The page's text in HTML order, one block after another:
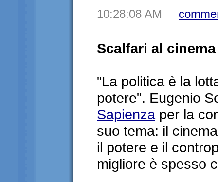
10:28:08 AM
Scalfari al cinema
"La politica è la
potere". Eugenio
Sapienzaper la
suo tema: il
il potere e il
migliore è spesso